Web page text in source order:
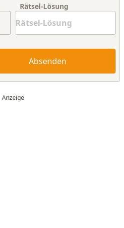
Rätsel-Lösung
Absenden